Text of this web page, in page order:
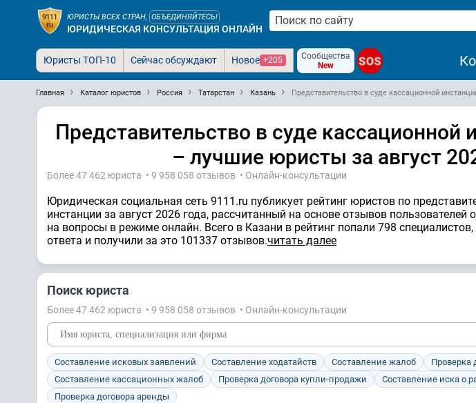
ЮРИСТЫ ВСЕХ СТРАН, ОБЪЕДИНЯЙТЕСЬ!
ЮРИДИЧЕСКАЯ КОНСУЛЬТАЦИЯ ОНЛАЙН
Юристы ТОП-10 Сейчас обсуждают Новое +205
Сообщества
New
SOS
Главная Каталог юристов Россия Татарстан Казань Представительство в суде кассационной
Представительство в суде кассационной
– лучшие юристы за август
Более 47 462 юристa • 9 958 058 отзывов • Онлайн-консультации
Юридическая социальная сеть 9111.ru публикует рейтинг юристов по
инстанции за август 2026 года, рассчитанный на основе отзывов
на вопросы в режиме онлайн. Всего в Казани в рейтинг попали 798
ответa и получили за это 101337 отзывов.читать далее
Поиск юриста
Более 47 462 юристa • 9 958 058 отзывов • Онлайн-консультации
Составление исковых заявлений Составление ходатайств Составление жалоб
Проверка
Составление кассационных жалоб
Проверка договора купли-продажи
Составление иска о
Проверка договора аренды